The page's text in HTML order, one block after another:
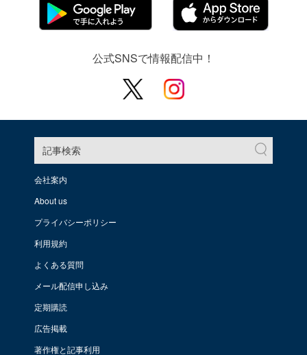
公式SNSで情報配信中！
記事検索
会社案内
About us
プライバシーポリシー
利用規約
よくある質問
メール配信申し込み
定期購読
広告掲載
著作権と記事利用